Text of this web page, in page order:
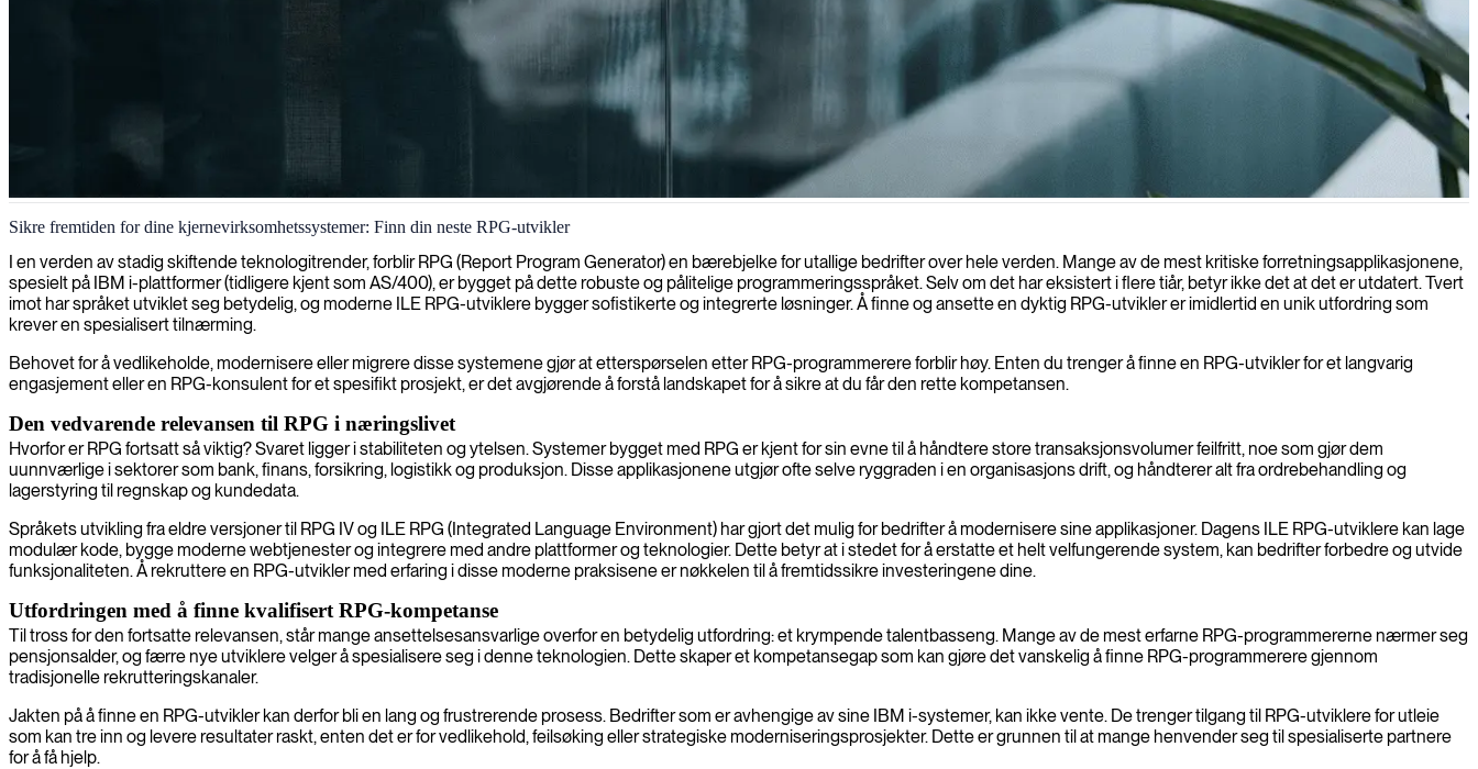
RPG-utvikling
Vi tilbyr ekspertise innen RPG-utvikling for å hjelpe deg med å optimalisere og vedlikeholde dine forretningsapplikasjoner, og sikre at de fortsetter å levere verdi og møte dine skiftende operasjonelle behov.
Sikre fremtiden for dine kjernevirksomhetssystemer: Finn din neste RPG-utvikler
I en verden av stadig skiftende teknologitrender, forblir RPG (Report Program Generator) en bærebjelke for utallige bedrifter over hele verden. Mange av de mest kritiske forretningsapplikasjonene,
spesielt på IBM i-plattformer (tidligere kjent som AS/400), er bygget på dette robuste og pålitelige programmeringsspråket. Selv om det har eksistert i flere tiår, betyr ikke det at det er utdatert. Tvert
imot har språket utviklet seg betydelig, og moderne ILE RPG-utviklere bygger sofistikerte og integrerte løsninger. Å finne og ansette en dyktig RPG-utvikler er imidlertid en unik utfordring som
krever en spesialisert tilnærming.
Behovet for å vedlikeholde, modernisere eller migrere disse systemene gjør at etterspørselen etter RPG-programmerere forblir høy. Enten du trenger å finne en RPG-utvikler for et langvarig
engasjement eller en RPG-konsulent for et spesifikt prosjekt, er det avgjørende å forstå landskapet for å sikre at du får den rette kompetansen.
Den vedvarende relevansen til RPG i næringslivet
Hvorfor er RPG fortsatt så viktig? Svaret ligger i stabiliteten og ytelsen. Systemer bygget med RPG er kjent for sin evne til å håndtere store transaksjonsvolumer feilfritt, noe som gjør dem
uunnværlige i sektorer som bank, finans, forsikring, logistikk og produksjon. Disse applikasjonene utgjør ofte selve ryggraden i en organisasjons drift, og håndterer alt fra ordrebehandling og
lagerstyring til regnskap og kundedata.
Språkets utvikling fra eldre versjoner til RPG IV og ILE RPG (Integrated Language Environment) har gjort det mulig for bedrifter å modernisere sine applikasjoner. Dagens ILE RPG-utviklere kan lage
modulær kode, bygge moderne webtjenester og integrere med andre plattformer og teknologier. Dette betyr at i stedet for å erstatte et helt velfungerende system, kan bedrifter forbedre og utvide
funksjonaliteten. Å rekruttere en RPG-utvikler med erfaring i disse moderne praksisene er nøkkelen til å fremtidssikre investeringene dine.
Utfordringen med å finne kvalifisert RPG-kompetanse
Til tross for den fortsatte relevansen, står mange ansettelsesansvarlige overfor en betydelig utfordring: et krympende talentbasseng. Mange av de mest erfarne RPG-programmererne nærmer seg
pensjonsalder, og færre nye utviklere velger å spesialisere seg i denne teknologien. Dette skaper et kompetansegap som kan gjøre det vanskelig å finne RPG-programmerere gjennom
tradisjonelle rekrutteringskanaler.
Jakten på å finne en RPG-utvikler kan derfor bli en lang og frustrerende prosess. Bedrifter som er avhengige av sine IBM i-systemer, kan ikke vente. De trenger tilgang til RPG-utviklere for utleie
som kan tre inn og levere resultater raskt, enten det er for vedlikehold, feilsøking eller strategiske moderniseringsprosjekter. Dette er grunnen til at mange henvender seg til spesialiserte partnere
for å få hjelp.